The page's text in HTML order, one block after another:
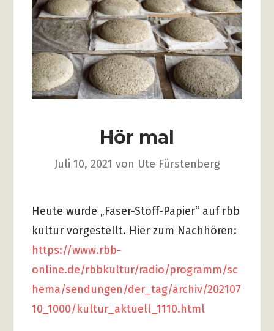
Hör mal
Juli 10, 2021 von Ute Fürstenberg
Heute wurde „Faser-Stoff-Papier“ auf rbb
kultur vorgestellt. Hier zum Nachhören:
https://www.rbb-
online.de/rbbkultur/radio/programm/sc
hema/sendungen/der_tag/archiv/202107
10_1000/kultur_aktuell_1110.html